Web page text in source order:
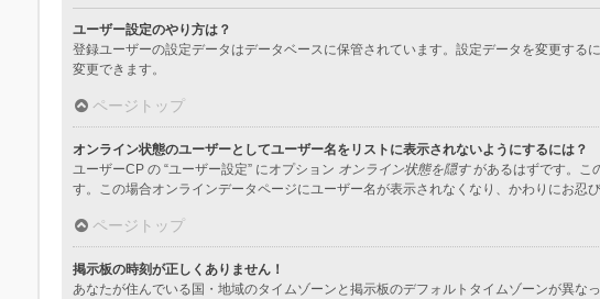
ユーザー設定のやり方は？
登録ユーザーの設定データはデータベースに保管されています。設定データを変更す
変更できます。
ページトップ
オンライン状態のユーザーとしてユーザー名をリストに表示されないようにするには？
ユーザーCP の “ユーザー設定” にオプション オンライン状態を隠すがあるはずです。こ
す。この場合オンラインデータページにユーザー名が表示されなくなり、かわりにお忍
ページトップ
掲示板の時刻が正しくありません！
あなたが住んでいる国・地域のタイムゾーンと掲示板のデフォルトタイムゾーンが異